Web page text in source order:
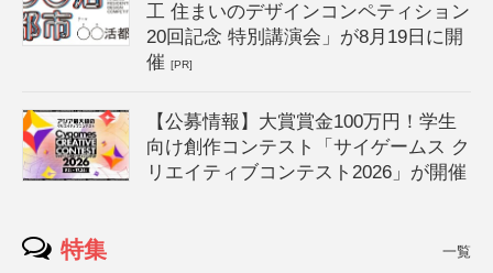
工 住まいのデザインコンペティション
20回記念 特別講演会」が8月19日に開
催[PR]
【公募情報】大賞賞金100万円！学生
向け創作コンテスト「サイゲームス ク
リエイティブコンテスト2026」が開催
特集 一覧